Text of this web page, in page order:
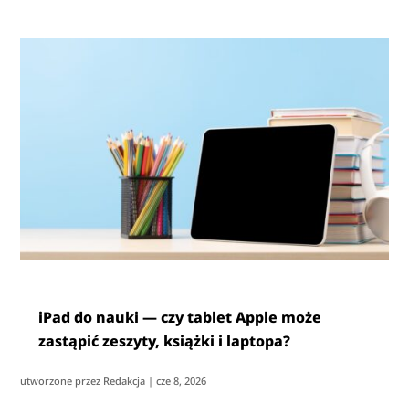
iPad do nauki — czy tablet Apple może
zastąpić zeszyty, książki i laptopa?
utworzone przez Redakcja |cze 8, 2026